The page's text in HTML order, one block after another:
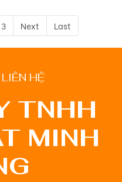
3 Next Last
HỆ
TNHH
MINH